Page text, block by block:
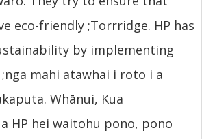
eco-friendly ;Torrridge. HP has
by implementing
;nga mahi atawhai i roto i a
Whānui, Kua
HP hei waitohu pono, pono